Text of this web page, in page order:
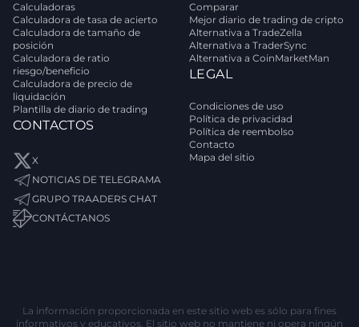
Calculadoras
Calculadora de tasa de acierto
Calculadora de tamaño de
posición
Calculadora de ratio
riesgo/beneficio
Calculadora de precio de
liquidación
Plantilla de diario de trading
CONTACTOS
X
NOTICIAS DE TELEGRAMA
GRUPO TRAADERS CHAT
CONTÁCTANOS
Comparar
Mejor diario de trading de cripto
Alternativa a TradeZella
Alternativa a TraderSync
Alternativa a CoinMarketMan
LEGAL
Condiciones de uso
Política de privacidad
Política de reembolso
Contacto
Mapa del sitio
La información proporcionada en este sitio web es sólo para fines
informativos y educativos. El sitio web no mantiene ni opera ningún